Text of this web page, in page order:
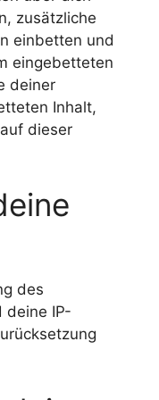
zusätzliche
einbetten und
eingebetteten
deiner
Inhalt,
dieser
des
deine IP-